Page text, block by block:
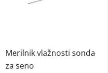
Merilnik vlažnosti sonda
za seno